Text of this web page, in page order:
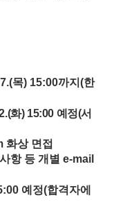
목) 15:00까지 (한
화) 15:00 예정(서
화상 면접
항 등 개별 e-mail
예정(합격자에